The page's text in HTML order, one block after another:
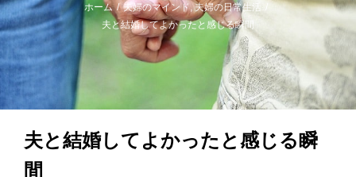
ホーム / 夫婦のマインド,夫婦の日常生活
夫と結婚してよかったと感じる瞬間
夫と結婚してよかったと感じる瞬
間